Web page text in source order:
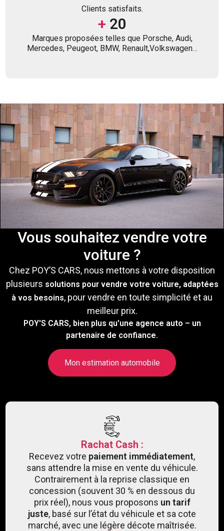
Clients satisfaits.
+ 20
Marques proposées telles que Porsche, Audi,
Mercedes, Peugeot, BMW, Renault,Volkswagen…
Vous souhaitez vendre votre
voiture ?
Chez POY’S CARS, nous mettons à votre disposition
plusieurs solutions pour vendre votre voiture, adaptées
à vos besoins, pour vendre en toute simplicité et au
meilleur prix.
POY'S CARS, bien plus qu'une agence auto – un
partenaire de confiance.
Mon estimation automobile
Rachat Cash :
Recevez votre paiement immédiatement,
sans attendre la mise en vente du véhicule.
Contrairement à la reprise classique en
concession (souvent 30 % en dessous du
prix réel), nous vous proposons un tarif
juste, basé sur l’état du véhicule et sa cote
marché, avec une légère décote maîtrisée.